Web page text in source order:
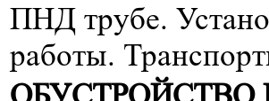
ПНД трубе.
работы.